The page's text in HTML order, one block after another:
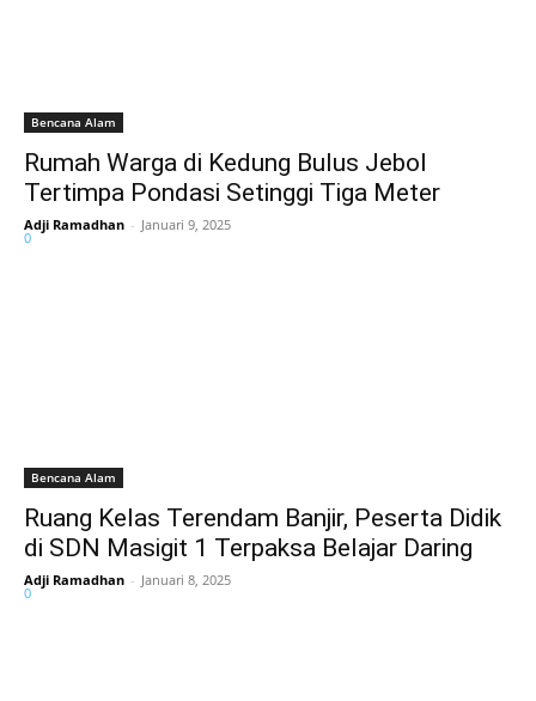
Bencana Alam
Rumah Warga di Kedung Bulus Jebol
Tertimpa Pondasi Setinggi Tiga Meter
Adji Ramadhan - Januari 9, 2025
0
Bencana Alam
Ruang Kelas Terendam Banjir, Peserta Didik
di SDN Masigit 1 Terpaksa Belajar Daring
Adji Ramadhan - Januari 8, 2025
0